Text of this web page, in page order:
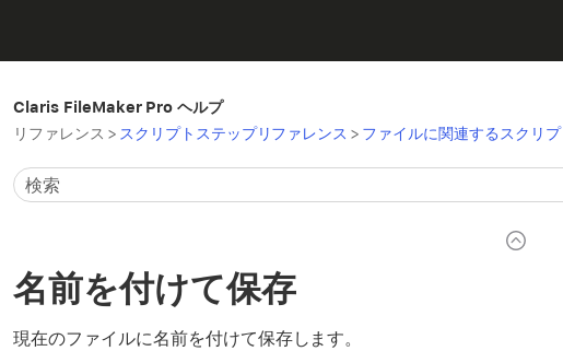
Claris FileMaker Pro ヘルプ
リファレンス > スクリプトステップリファレンス > ファイルに関連するスクリ
名前を付けて保存
現在のファイルに名前を付けて保存します。